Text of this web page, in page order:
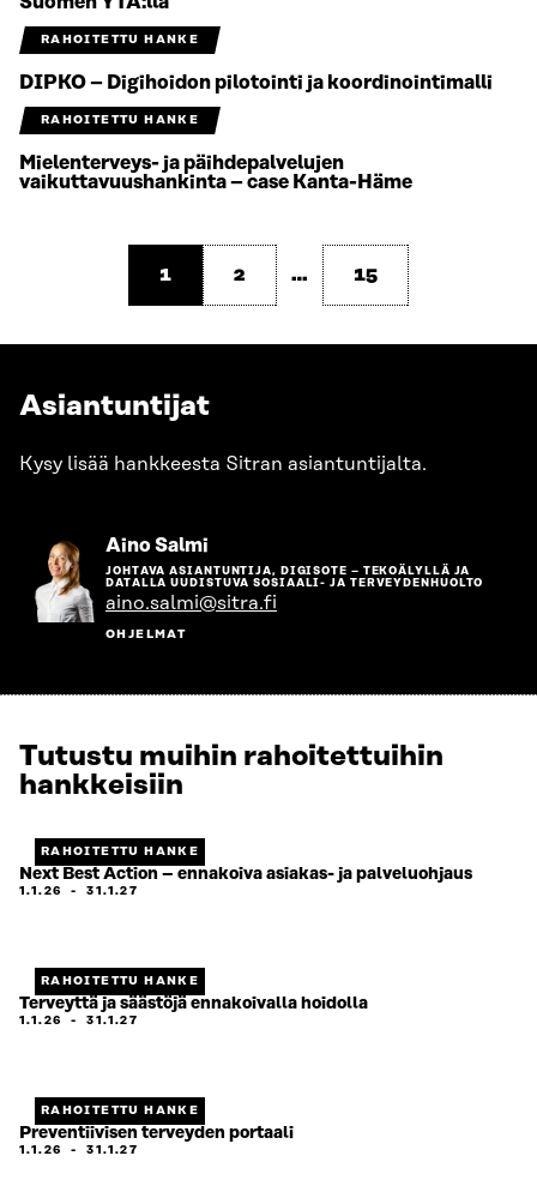
RAHOITETTU HANKE
DIPKO – Digihoidon pilotointi ja koordinointimalli
RAHOITETTU HANKE
Mielenterveys- ja päihdepalvelujen
vaikuttavuushankinta – case Kanta-Häme
1 2 … 15
Asiantuntijat
Kysy lisää hankkeesta Sitran asiantuntijalta.
Aino Salmi
henkilön
sivulle
JOHTAVA ASIANTUNTIJA, DIGISOTE – TEKOÄLYLLÄ JA
DATALLA UUDISTUVA SOSIAALI- JA TERVEYDENHUOLTO
aino.salmi@sitra.fi
OHJELMAT
Tutustu muihin rahoitettuihin
hankkeisiin
RAHOITETTU HANKE
Next Best Action – ennakoiva asiakas- ja palveluohjaus
1.1.26 -31.1.27
RAHOITETTU HANKE
Terveyttä ja säästöjä ennakoivalla hoidolla
1.1.26 -31.1.27
RAHOITETTU HANKE
Preventiivisen terveyden portaali
1.1.26 -31.1.27